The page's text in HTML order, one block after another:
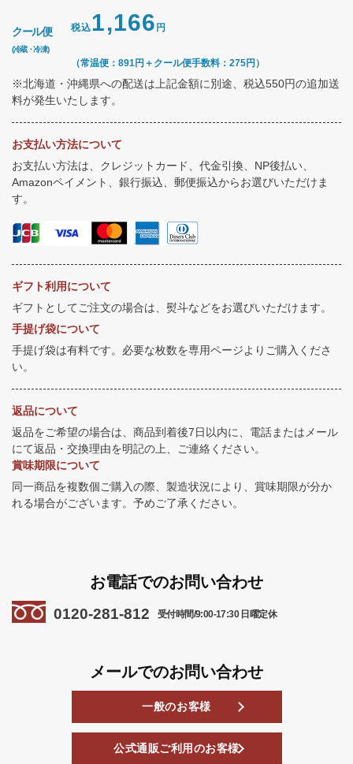
クール便
(冷蔵・冷凍)
税込1,166 円
（常温便：891円＋クール便手数料：275円）
※北海道・沖縄県への配送は上記金額に別途、税込550円の追加送
料が発生いたします。
お支払い方法について
お支払い方法は、クレジットカード、代金引換、NP後払い、
Amazonペイメント、銀行振込、郵便振込からお選びいただけま
す。
ギフト利用について
ギフトとしてご注文の場合は、熨斗などをお選びいただけます。
手提げ袋について
手提げ袋は有料です。必要な枚数を専用ページよりご購入くださ
い。
返品について
返品をご希望の場合は、商品到着後7日以内に、電話またはメール
にて返品・交換理由を明記の上、ご連絡ください。
賞味期限について
同一商品を複数個ご購入の際、製造状況により、賞味期限が分か
れる場合がございます。予めご了承ください。
お電話でのお問い合わせ
0120-281-812 受付時間/9:00-17:30 日曜定休
メールでのお問い合わせ
一般のお客様
公式通販ご利用のお客様